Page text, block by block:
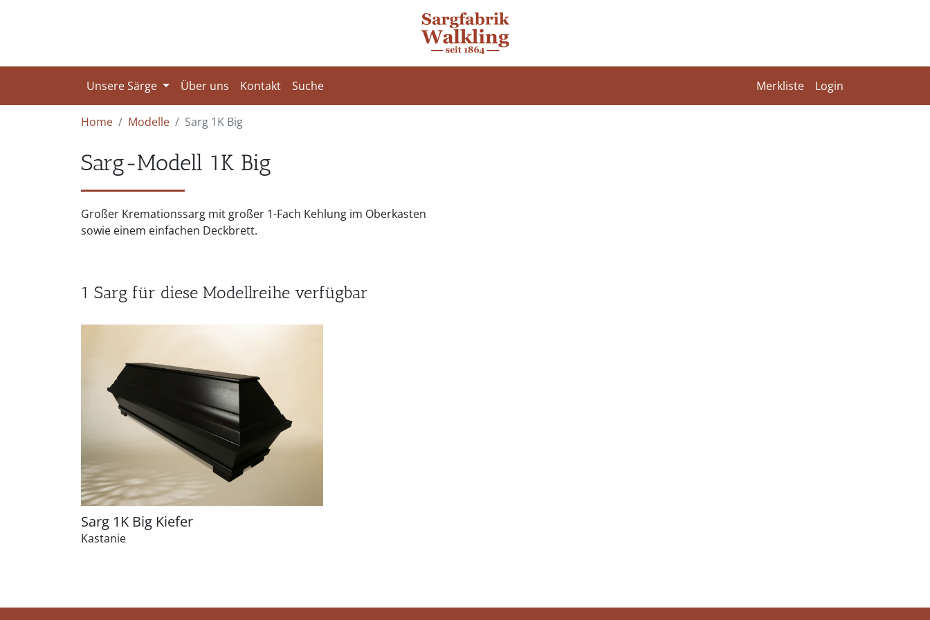
Unsere Särge Über uns Kontakt Suche Merkliste Login
Home Modelle Sarg 1K Big
Sarg-Modell 1K Big
Großer Kremationssarg mit großer 1-Fach Kehlung im Oberkasten
sowie einem einfachen Deckbrett.
1 Sarg für diese Modellreihe verfügbar
Sarg 1K Big Kiefer
Kastanie